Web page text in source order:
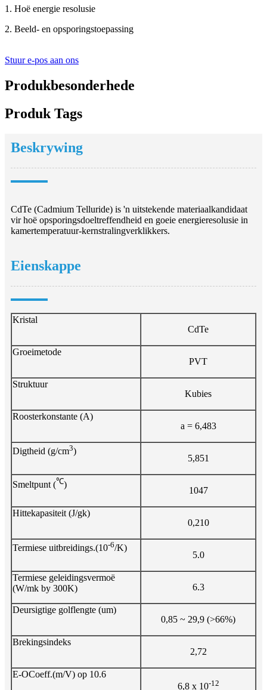
1. Hoë energie resolusie
2. Beeld- en opsporingstoepassing
Stuur e-pos aan ons
Produkbesonderhede
Produk Tags
Beskrywing
CdTe (Cadmium Telluride) is 'n uitstekende materiaalkandidaat
vir hoë opsporingsdoeltreffendheid en goeie energieresolusie in
kamertemperatuur-kernstralingverklikkers.
Eienskappe
Kristal
CdTe
Groeimetode
PVT
Struktuur
Kubies
Roosterkonstante (A)
a = 6,483
Digtheid (g/cm3)
5,851
Smeltpunt (℃)
1047
Hittekapasiteit (J/gk)
0,210
Termiese uitbreidings.(10-6/K)
5.0
Termiese geleidingsvermoë
(W/mk by 300K)
6.3
Deursigtige golflengte (um)
0,85 ~ 29,9 (>66%)
Brekingsindeks
2,72
E-OCoeff.(m/V) op 10.6
6,8 x 10-12